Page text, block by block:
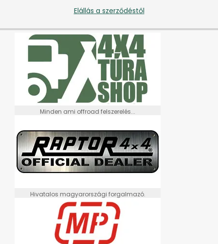
Elállás a szerződéstől
Minden ami offroad felszerelés...
Hivatalos magyarországi forgalmazó.